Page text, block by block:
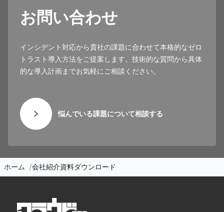
お問い合わせ
インシデント対応から貴社の課題に合わせて本格的なゼロ
トラスト導入方法をご提案します。技術的な質問から具体
的な導入計画までお気軽にご相談ください。
悩んでいる課題について相談する
ホーム 会社紹介資料ダウンロード